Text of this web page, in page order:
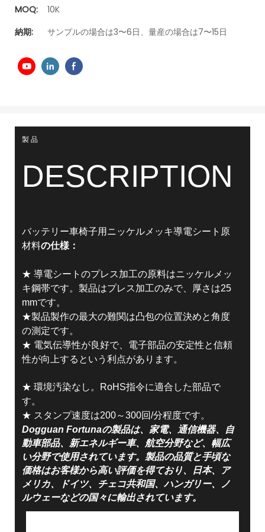
MOQ:
10K
納期:
サンプルの場合は3〜6日、量産の場合は7〜15日
製品
DESCRIPTION
バッテリー車椅子用ニッケルメッキ導電シート原
材料の仕様：
★ 導電シートのプレス加工の原料はニッケルメッ
キ鋼帯です。製品はプレス加工のみで、
厚さは25
mmです。
★製品製作の最大の難関は凸包の位置決めと角度
の測定です。
★ 電気伝導性が良好で、電子部品の安定性と信頼
性が向上するという利点があります。
★ 環境汚染なし。RoHS指令に適合した部品で
す。
★ スタンプ速度は200～300回/分程度です。
Dogguan Fortunaの製品は、家電、通信機器、自
動車部品、新エネルギー車、航空分野など、幅広
い分野で使用されています。製品の品質と手頃な
価格はお客様から高い評価を得ており、日本、ア
メリカ、ドイツ、チェコ共和国、ハンガリー、ノ
ルウェーなどの国々に輸出されています。